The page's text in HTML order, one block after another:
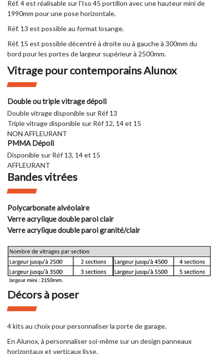
Réf. 4 est réalisable sur l'Iso 45 portillon avec une hauteur mini de
1990mm pour une pose horizontale.
Réf. 13 est possible au format losange.
Réf. 15 est possible décentré à droite ou à gauche à 300mm du
bord pour les portes de largeur supérieur à 2500mm.
Vitrage pour contemporains Alunox
Double ou triple vitrage dépoli
Double vitrage disponible sur Réf 13
Triple vitrage disponible sur Réf 12, 14 et 15
NON AFFLEURANT
PMMA Dépoli
Disponible sur Réf 13, 14 et 15
AFFLEURANT
Bandes vitrées
Polycarbonate alvéolaire
Verre acrylique double paroi clair
Verre acrylique double paroi granité/clair
Décors à poser
4 kits au choix pour personnaliser la porte de garage.
En Alunox, à personnaliser soi-même sur un design panneaux
horizontaux et verticaux lisse.